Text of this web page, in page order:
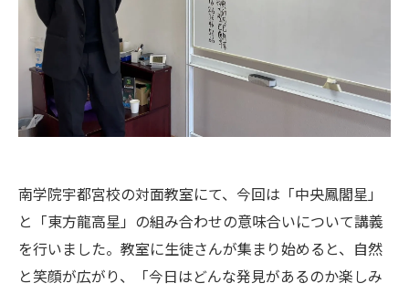
南学院宇都宮校の対面教室にて、今回は「中央鳳閣星」
と「東方龍高星」の組み合わせの意味合いについて講義
を行いました。教室に生徒さんが集まり始めると、自然
と笑顔が広がり、「今日はどんな発見があるのか楽しみ